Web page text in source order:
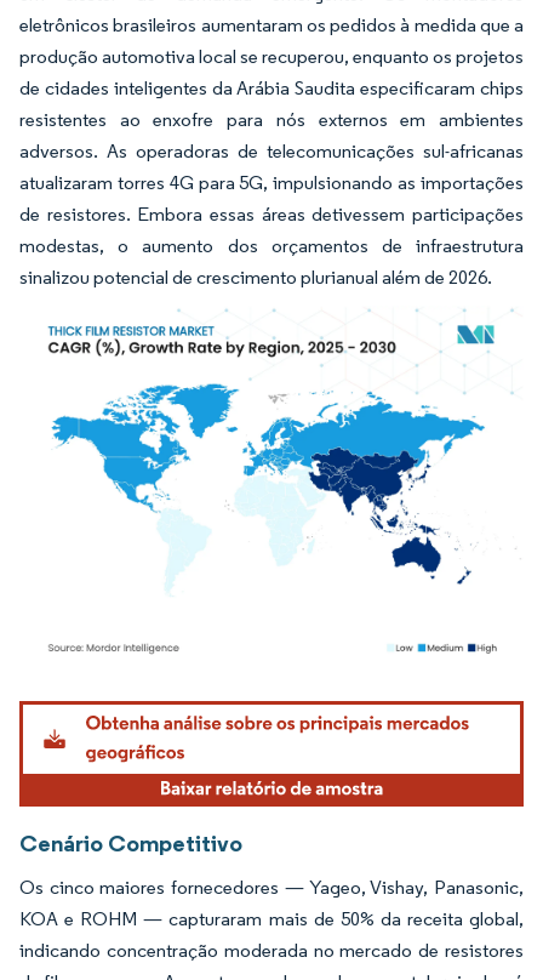
eletrônicos brasileiros aumentaram os pedidos à medida que a
produção automotiva local se recuperou, enquanto os projetos
de cidades inteligentes da Arábia Saudita especificaram chips
resistentes ao enxofre para nós externos em ambientes
adversos. As operadoras de telecomunicações sul-africanas
atualizaram torres 4G para 5G, impulsionando as importações
de resistores. Embora essas áreas detivessem participações
modestas, o aumento dos orçamentos de infraestrutura
sinalizou potencial de crescimento plurianual além de 2026.
Imagem © Mordor Intelligence. O reuso requer atribuição conforme CC BY 4.0.
Cenário Competitivo
Os cinco maiores fornecedores — Yageo, Vishay, Panasonic,
KOA e ROHM — capturaram mais de 50% da receita global,
indicando concentração moderada no mercado de resistores